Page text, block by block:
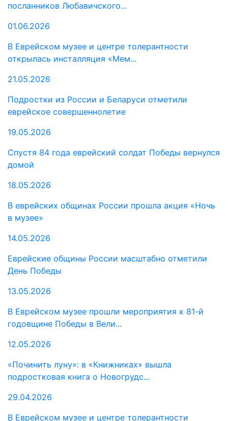
посланников Любавичского...
01.06.2026
В Еврейском музее и центре толерантности
открылась инсталляция «Мем...
21.05.2026
Подростки из России и Беларуси отметили
еврейское совершеннолетие
19.05.2026
Спустя 84 года еврейский солдат Победы вернулся
домой
18.05.2026
В еврейских общинах России прошла акция «Ночь
в музее»
14.05.2026
Еврейские общины России масштабно отметили
День Победы
13.05.2026
В Еврейском музее прошли мероприятия к 81-й
годовщине Победы в Вели...
12.05.2026
«Починить луну»: в «Книжниках» вышла
подростковая книга о Новогрудс...
29.04.2026
В Еврейском музее и центре толерантности